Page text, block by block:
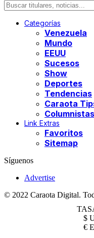
Categorías
Venezuela
Mundo
EEUU
Sucesos
Show
Deportes
Tendencias
Caraota
Columnistas
Link Extras
Favoritos
Sitemap
Síguenos
Advertise
© 2022 Caraota Digital.
$
€